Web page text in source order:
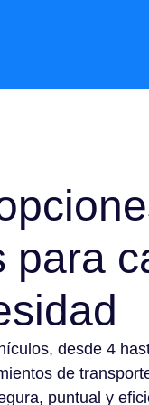
para
desde 4
de
puntual y